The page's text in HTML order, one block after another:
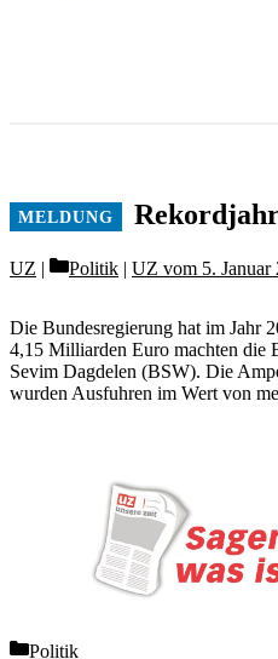
UZ Categories
Politik | UZ vom 5. Januar
Die Bundesregierung hat im Jahr
4,15 Milliarden Euro machten die
Sevim Dagdelen (BSW). Die
wurden Ausfuhren im Wert von
Categories
Politik